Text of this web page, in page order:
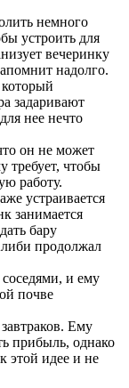
немного
устроить для
вечеринку
надолго.
задаривают
нее нечто
он не может
требует, чтобы
работу.
устраивается
занимается
бару
продолжал
и ему
почве
Ему
прибыль, однако
этой идее и не